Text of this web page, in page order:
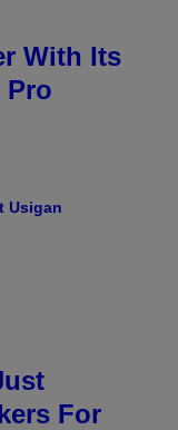
With Its
Pro
Usigan
For